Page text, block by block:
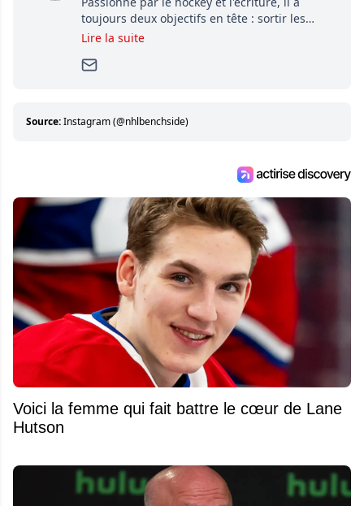
toujours deux objectifs en tête : sortir les
dernières nouvelles le plus rapidement
détails. Sa curiosité et sa minutie font de lui
Lire la suite
Source:Instagram (@nhlbenchside)
Voici la femme qui fait battre le cœur de Lane
Hutson